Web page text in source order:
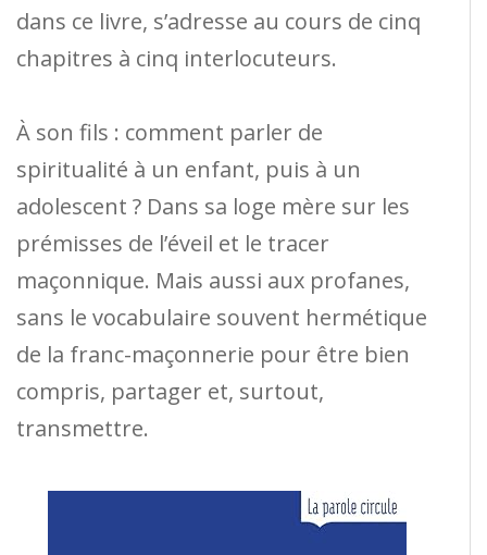
dans ce livre, s’adresse au cours de cinq
chapitres à cinq interlocuteurs.
À son fils : comment parler de
spiritualité à un enfant, puis à un
adolescent ? Dans sa loge mère sur les
prémisses de l’éveil et le tracer
maçonnique. Mais aussi aux profanes,
sans le vocabulaire souvent hermétique
de la franc-maçonnerie pour être bien
compris, partager et, surtout,
transmettre.